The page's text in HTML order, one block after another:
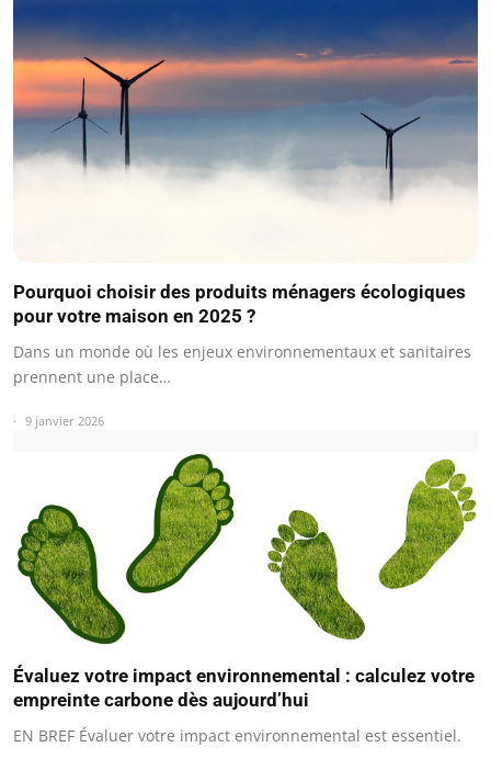
Pourquoi choisir des produits ménagers écologiques
pour votre maison en 2025 ?
Dans un monde où les enjeux environnementaux et sanitaires
prennent une place…
9 janvier 2026
Évaluez votre impact environnemental : calculez votre
empreinte carbone dès aujourd’hui
EN BREF Évaluer votre impact environnemental est essentiel.